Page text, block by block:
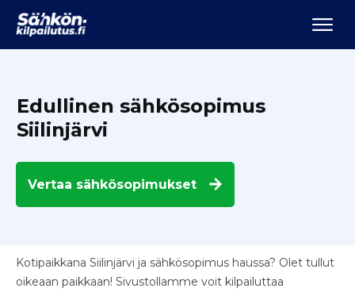
Edullinen sähkösopimus
Siilinjärvi
Vertaa sähkösopimukset
Kotipaikkana Siilinjärvi ja sähkösopimus haussa? Olet tullut
oikeaan paikkaan! Sivustollamme voit kilpailuttaa